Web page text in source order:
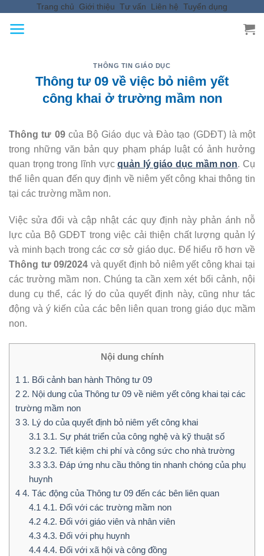
content
Trang chủ Giới thiệu Tư vấn Liên hệ Tuyển dụng
THÔNG TIN GIÁO DỤC
Thông tư 09 về việc bỏ niêm yết
công khai ở trường mầm non
Thông tư 09của Bộ Giáo dục và Đào tạo (GDĐT) là một
trong những văn bản quy phạm pháp luật có ảnh hưởng
quan trọng trong lĩnh vựcquản lý giáo dục mầm non. Cụ
thể liên quan đến quy định về niêm yết công khai thông tin
tại các trường mầm non.
Việc sửa đổi và cập nhật các quy định này phản ánh nỗ
lực của Bộ GDĐT trong việc cải thiện chất lượng quản lý
và minh bạch trong các cơ sở giáo dục. Để hiểu rõ hơn về
Thông tư 09/2024 và quyết định bỏ niêm yết công khai tại
các trường mầm non. Chúng ta cần xem xét bối cảnh, nội
dung cụ thể, các lý do của quyết định này, cũng như tác
động và ý kiến của các bên liên quan trong giáo dục mầm
non.
Nội dung chính
1 1. Bối cảnh ban hành Thông tư 09
2 2. Nội dung của Thông tư 09 về niêm yết công khai tại các
trường mầm non
3 3. Lý do của quyết định bỏ niêm yết công khai
3.1 3.1. Sự phát triển của công nghệ và kỹ thuật số
3.23.2. Tiết kiệm chi phí và công sức cho nhà trường
3.33.3. Đáp ứng nhu cầu thông tin nhanh chóng của phụ
huynh
4 4. Tác động của Thông tư 09 đến các bên liên quan
4.1 4.1. Đối với các trường mầm non
4.24.2. Đối với giáo viên và nhân viên
4.34.3. Đối với phụ huynh
4.44.4. Đối với xã hội và công đồng